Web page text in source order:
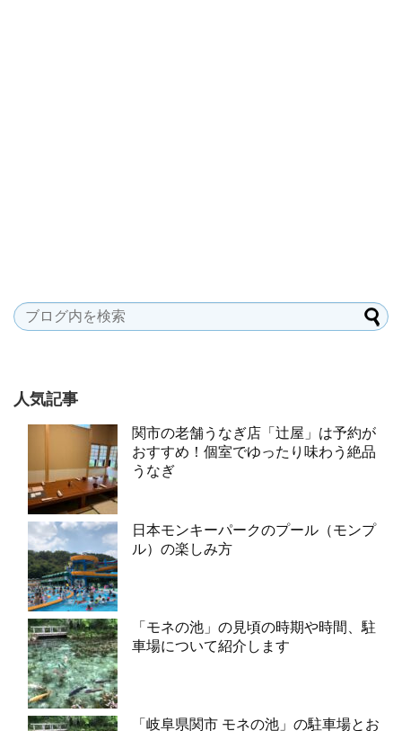
人気記事
関市の老舗うなぎ店「辻屋」は予約が
おすすめ！個室でゆったり味わう絶品
うなぎ
日本モンキーパークのプール（モンプ
ル）の楽しみ方
「モネの池」の見頃の時期や時間、駐
車場について紹介します
「岐阜県関市 モネの池」の駐車場とお